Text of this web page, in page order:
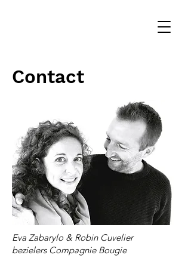
Contact
Eva Zabarylo & Robin Cuvelier
bezielers Compagnie Bougie